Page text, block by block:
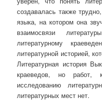
создавалась также
языка, на котором она
взаимосвязи
литературному
литературной историей,
Литературная история
краеведов, но работ,
исследованию
литературных мест нет.